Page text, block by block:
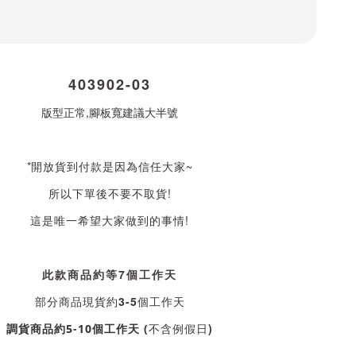
403902-03
版型正常,腳板寬建議大半號
*開放貨到付款是因為信任大家~
所以下單後不要不取貨!
這是唯一希望大家做到的事情!
此款商品約等7個工作天
部分商品現貨約3-5個工作天
調貨商品約5-10個工作天 (不含例假日)